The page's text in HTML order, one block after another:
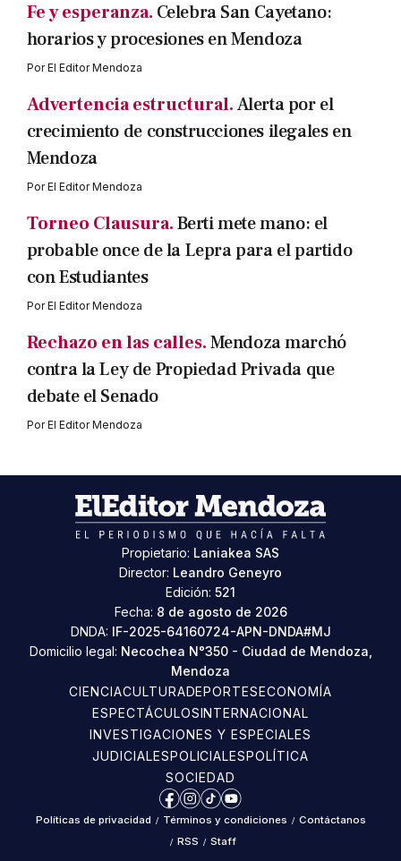
Fe y esperanza. Celebra San Cayetano:
horarios y procesiones en Mendoza
PorEl Editor Mendoza
Advertencia estructural.Alerta por el
crecimiento de construcciones ilegales en
Mendoza
PorEl Editor Mendoza
Torneo Clausura.Berti mete mano: el
probable once de la Lepra para el partido
con Estudiantes
PorEl Editor Mendoza
Rechazo en las calles.Mendoza marchó
contra la Ley de Propiedad Privada que
debate el Senado
PorEl Editor Mendoza
Propietario: Laniakea SAS
Director: Leandro Geneyro
Edición: 521
Fecha: 8 de agosto de 2026
DNDA: IF-2025-64160724-APN-DNDA#MJ
Domicilio legal: Necochea N°350 - Ciudad de Mendoza,
Mendoza
CIENCIACULTURADEPORTESECONOMÍA
ESPECTÁCULOSINTERNACIONAL
INVESTIGACIONES Y ESPECIALES
JUDICIALESPOLICIALESPOLÍTICA
SOCIEDAD
Facebook
Instagram
TikTokYouTube
Políticas de privacidad / Términos y condiciones / Contáctanos
/ RSS / Staff